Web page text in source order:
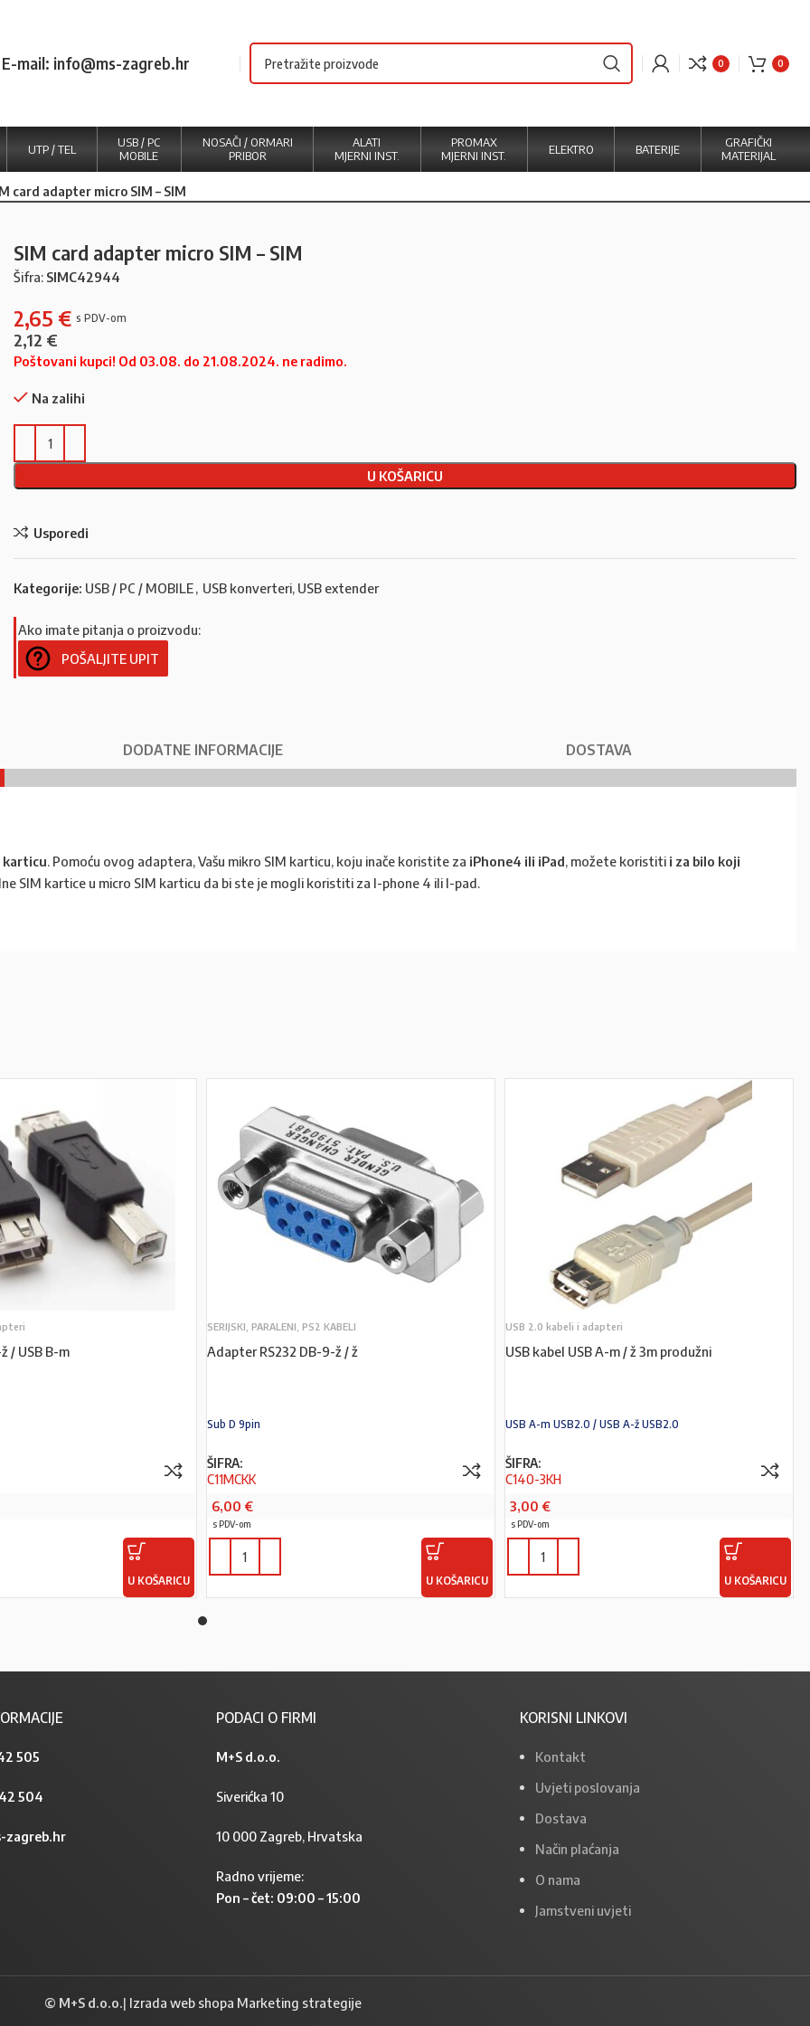
E-mail: info@ms-zagreb.hr 0 0
UTP / TEL
USB / PC
MOBILE
NOSAČI / ORMARI
PRIBOR
ALATI
MJERNI INST.
PROMAX
MJERNI INST.
ELEKTRO BATERIJE
GRAFIČKI
MATERIJAL
card adapter micro SIM – SIM
SIM card adapter micro SIM – SIM
Šifra: SIMC42944
2,65 €
2,12 €
Poštovani kupci! Od 03.08. do 21.08.2024. ne radimo.
Na zalihi
U KOŠARICU
Usporedi
Kategorije: USB / PC / MOBILE, USB konverteri, USB extender
Ako imate pitanja o proizvodu:
POŠALJITE UPIT
DODATNE INFORMACIJE DOSTAVA
karticu. Pomoću ovog adaptera, Vašu mikro SIM karticu, koju inače koristite za iPhone4 ili iPad, možete koristiti i za bilo koji
SIM kartice u micro SIM karticu da bi ste je mogli koristiti za I-phone 4 ili I-pad.
/ USB B-m
U KOŠARICU
SERIJSKI, PARALENI, PS2 KABELI
Adapter RS232 DB-9-ž / ž
Sub D 9pin
ŠIFRA:
C11MCKK
6,00 €
s PDV-om
U KOŠARICU
USB 2.0 kabeli i adapteri
USB kabel USB A-m / ž 3m produžni
USB A-m USB2.0 / USB A-ž USB2.0
ŠIFRA:
C140-3KH
3,00 €
s PDV-om
U KOŠARICU
505
504
zagreb.hr
PODACI O FIRMI
M+S d.o.o.
Siverićka 10
10 000 Zagreb, Hrvatska
Radno vrijeme:
Pon – čet: 09:00 – 15:00
KORISNI LINKOVI
Kontakt
Uvjeti poslovanja
Dostava
Način plaćanja
O nama
Jamstveni uvjeti
© M+S d.o.o.| Izrada web shopa Marketing strategije